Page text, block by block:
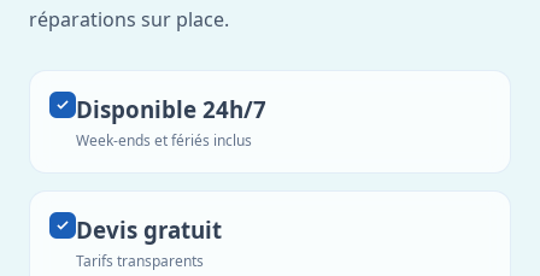
réparations sur place.
Disponible 24h/7
Week-ends et fériés inclus
Devis gratuit
Tarifs transparents